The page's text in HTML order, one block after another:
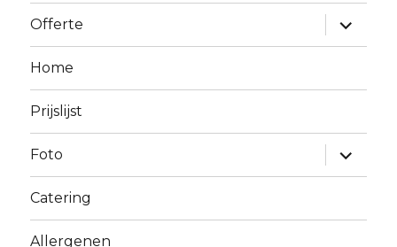
Offerte
Alles
Home
Prijslijst
Foto
Alles
Catering
Allergenen